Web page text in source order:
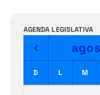
AGENDA LEGISLATIVA
D L M